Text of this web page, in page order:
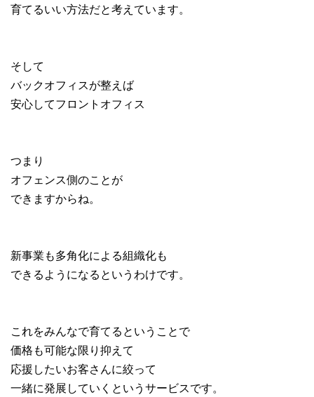
育てるいい方法だと考えています。
そして
バックオフィスが整えば
安心してフロントオフィス
つまり
オフェンス側のことが
できますからね。
新事業も多角化による組織化も
できるようになるというわけです。
これをみんなで育てるということで
価格も可能な限り抑えて
応援したいお客さんに絞って
一緒に発展していくというサービスです。